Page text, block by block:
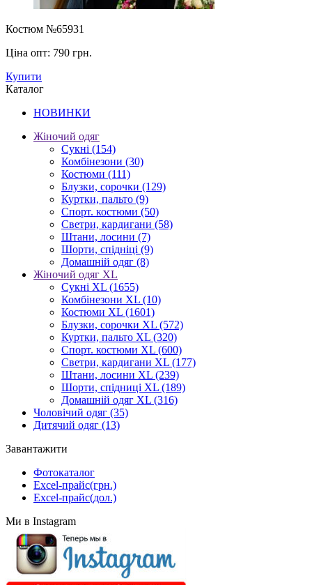
Костюм №65931
Ціна опт: 790 грн.
Купити
Каталог
НОВИНКИ
Жіночий одяг
Сукні (154)
Комбінезони (30)
Костюми (111)
Блузки, сорочки (129)
Куртки, пальто (9)
Спорт. костюми (50)
Светри, кардигани (58)
Штани, лосини (7)
Шорти, спідніці (9)
Домашній одяг (8)
Жіночий одяг XL
Cукні XL (1655)
Комбінезони XL (10)
Костюми XL (1601)
Блузки, сорочки XL (572)
Куртки, пальто XL (320)
Спорт. костюми XL (600)
Светри, кардигани XL (177)
Штани, лосини XL (239)
Шорти, спідниці XL (189)
Домашній одяг XL (316)
Чоловічий одяг (35)
Дитячий одяг (13)
Завантажити
Фотокаталог
Excel-прайс(грн.)
Excel-прайс(дол.)
Ми в Instagram